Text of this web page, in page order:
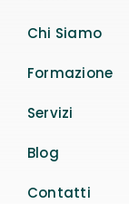
Chi Siamo
Formazione
Servizi
Blog
Contatti